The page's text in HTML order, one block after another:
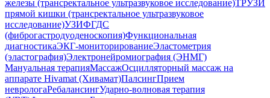
железы (трансректальное ультразвуковое исследование)ТРУЗИ
прямой кишки (трансректальное ультразвуковое
исследование)УЗИФГДС
(фиброгастродуоденоскопия)Функциональная
диагностикаЭКГ-мониторированиеЭластометрия
(эластография)Электронейромиография (ЭНМГ)
Мануальная терапияМассажОсцилляторный массаж на
аппарате Hivamat (Хивамат)ПалсингПрием
неврологаРебалансингУдарно-волновая терапия